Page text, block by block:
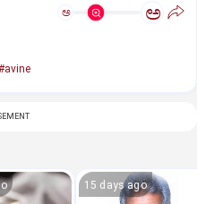
ಅ ಅ
15 days ago